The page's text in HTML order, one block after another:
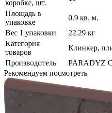
коробке, шт.
Площадь в
упаковке
0.9 кв. м.
Вес 1 упаковки
22.29 кг
Категория
товаров
Клинкер,
Производитель
PARADYZ
Рекомендуем посмотреть